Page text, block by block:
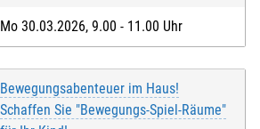
Mo 30.03.2026, 9.00 - 11.00 Uhr
Bewegungsabenteuer im Haus!
Schaffen Sie "Bewegungs-Spiel-Räume"